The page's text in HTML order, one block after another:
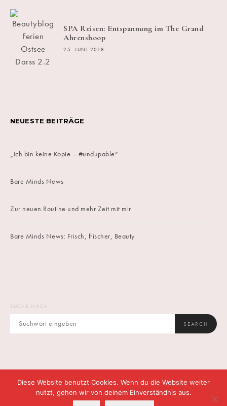
SPA Reisen: Entspannung im The Grand
Ahrenshoop
25. JUNI 2018
NEUESTE BEITRÄGE
„Ich bin keine Kopie – #undupable“
Bare Minds News
Zur neuen Routine und mehr Zeit mit mir
Bare Minds News: Frisch, frischer, Beauty
SUCHE NACH:
SEARCH
DATENSCHUTZ CONTACT
Diese Website benutzt Cookies. Wenn du die Website weiter
nutzt, gehen wir von deinem Einverständnis aus.